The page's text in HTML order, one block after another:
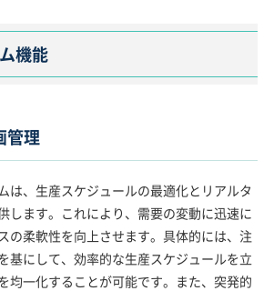
機能
管理
は、生産スケジュールの最適化とリアルタ
します。これにより、需要の変動に迅速に
の柔軟性を向上させます。具体的には、注
基にして、効率的な生産スケジュールを立
均一化することが可能です。また、突発的